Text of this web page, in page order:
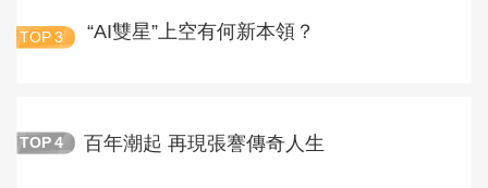
TOP 3 “AI雙星”上空有何新本領？
TOP 4 百年潮起 再現張謇傳奇人生